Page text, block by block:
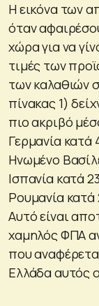
Η εικόνα των
όταν
χώρα για να
τιμές των
των καλαθιών
πίνακας 1)
πιο ακριβό
Γερμανία κατά
Ηνωμένο
Ισπανία κατά
Ρουμανία κατά
Αυτό είναι
χαμηλός ΦΠΑ
που
Ελλάδα αυτός